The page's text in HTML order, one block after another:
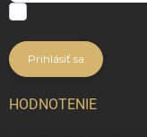
Prihlásiť sa
HODNOTENIE